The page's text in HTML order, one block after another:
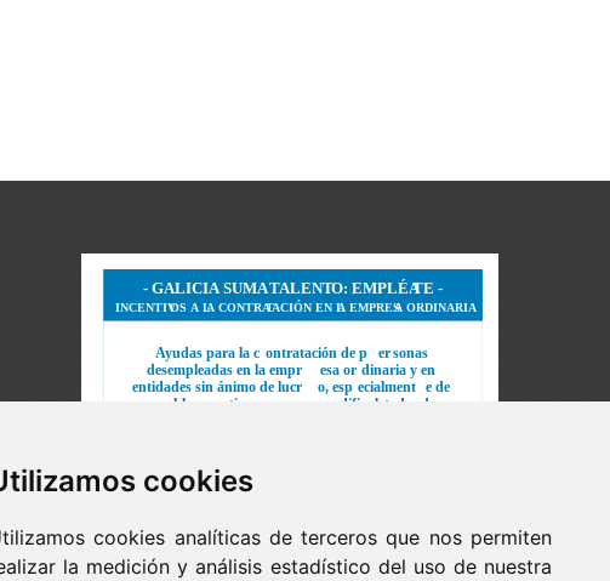
cookies
cookies analíticas de terceros que nos permiten
la medición y análisis estadístico del uso de nuestra